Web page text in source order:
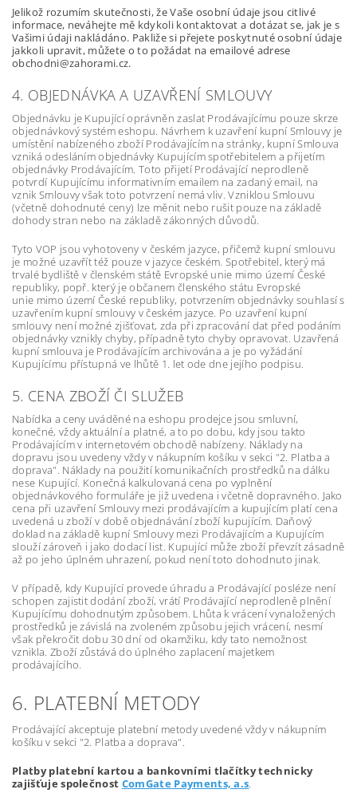
Jelikož rozumím skutečnosti, že Vaše osobní údaje jsou citlivé
informace, neváhejte mě kdykoli kontaktovat a dotázat se, jak je s
Vašimi údaji nakládáno. Pakliže si přejete poskytnuté osobní údaje
jakkoli upravit, můžete o to požádat na emailové adrese
obchodni@zahorami.cz.
4. OBJEDNÁVKA A UZAVŘENÍ SMLOUVY
Objednávku je Kupující oprávněn zaslat Prodávajícímu pouze skrze
objednávkový systém eshopu. Návrhem k uzavření kupní Smlouvy je
umístění nabízeného zboží Prodávajícím na stránky, kupní Smlouva
vzniká odesláním objednávky Kupujícím spotřebitelem a přijetím
objednávky Prodávajícím. Toto přijetí Prodávající neprodleně
potvrdí Kupujícímu informativním emailem na zadaný email, na
vznik Smlouvy však toto potvrzení nemá vliv. Vzniklou Smlouvu
(včetně dohodnuté ceny) lze měnit nebo rušit pouze na základě
dohody stran nebo na základě zákonných důvodů.
Tyto VOP jsou vyhotoveny v českém jazyce, přičemž kupní smlouvu
je možné uzavřít též pouze v jazyce českém. Spotřebitel, který má
trvalé bydliště v členském státě Evropské unie mimo území České
republiky, popř. který je občanem členského státu Evropské
unie mimo území České republiky, potvrzením objednávky souhlasí s
uzavřením kupní smlouvy v českém jazyce. Po uzavření kupní
smlouvy není možné zjišťovat, zda při zpracování dat před podáním
objednávky vznikly chyby, případně tyto chyby opravovat. Uzavřená
kupní smlouva je Prodávajícím archivována a je po vyžádání
Kupujícímu přístupná ve lhůtě 1. let ode dne jejího podpisu.
5. CENA ZBOŽÍ ČI SLUŽEB
Nabídka a ceny uváděné na eshopu prodejce jsou smluvní,
konečné, vždy aktuální a platné, a to po dobu, kdy jsou takto
Prodávajícím v internetovém obchodě nabízeny. Náklady na
dopravu jsou uvedeny vždy v nákupním košíku v sekci "2. Platba a
doprava". Náklady na použití komunikačních prostředků na dálku
nese Kupující. Konečná kalkulovaná cena po vyplnění
objednávkového formuláře je již uvedena i včetně dopravného. Jako
cena při uzavření Smlouvy mezi prodávajícím a kupujícím platí cena
uvedená u zboží v době objednávání zboží kupujícím. Daňový
doklad na základě kupní Smlouvy mezi Prodávajícím a Kupujícím
slouží zároveň i jako dodací list. Kupující může zboží převzít zásadně
až po jeho úplném uhrazení, pokud není toto dohodnuto jinak.
V případě, kdy Kupující provede úhradu a Prodávající posléze není
schopen zajistit dodání zboží, vrátí Prodávající neprodleně plnění
Kupujícímu dohodnutým způsobem. Lhůta k vrácení vynaložených
prostředků je závislá na zvoleném způsobu jejich vrácení, nesmí
však překročit dobu 30 dní od okamžiku, kdy tato nemožnost
vznikla. Zboží zůstává do úplného zaplacení majetkem
prodávajícího.
6. PLATEBNÍ METODY
Prodávající akceptuje platební metody uvedené vždy v nákupním
košíku v sekci "2. Platba a doprava".
Platby platební kartou a bankovními tlačítky technicky
zajišťuje společnost ComGate Payments, a.s.